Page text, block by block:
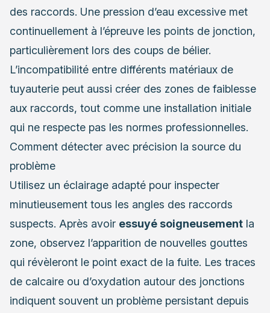
des raccords. Une pression d’eau excessive met
continuellement à l’épreuve les points de jonction,
particulièrement lors des coups de bélier.
L’incompatibilité entre différents matériaux de
tuyauterie peut aussi créer des zones de faiblesse
aux raccords, tout comme une installation initiale
qui ne respecte pas les normes professionnelles.
Comment détecter avec précision la source du
problème
Utilisez un éclairage adapté pour inspecter
minutieusement tous les angles des raccords
suspects. Après avoir essuyé soigneusement la
zone, observez l’apparition de nouvelles gouttes
qui révèleront le point exact de la fuite. Les traces
de calcaire ou d’oxydation autour des jonctions
indiquent souvent un problème persistant depuis